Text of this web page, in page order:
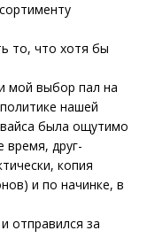
то, что хотя бы
мой выбор пал на
нашей
была ощутимо
друг-
копия
и по начинке, в
отправился за